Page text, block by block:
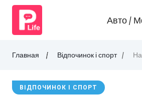
Авто /
Главная Відпочинок і спорт
ВІДПОЧИНОК І СПОРТ